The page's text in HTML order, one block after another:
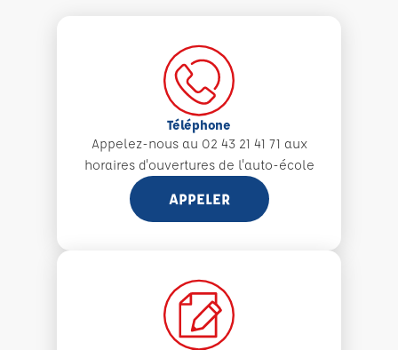
Téléphone
Appelez-nous au 02 43 21 41 71 aux
horaires d'ouvertures de l'auto-école
APPELER